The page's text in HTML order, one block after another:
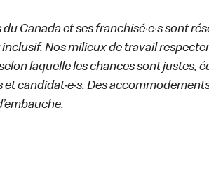
du Canada et ses franchisé·e·s sont
Nos milieux de travail
laquelle les chances sont justes,
et candidat·e·s. Des